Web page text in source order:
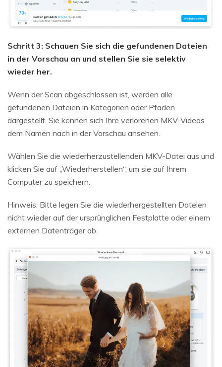
Schritt 3: Schauen Sie sich die gefundenen Dateien
in der Vorschau an und stellen Sie sie selektiv
wieder her.
Wenn der Scan abgeschlossen ist, werden alle
gefundenen Dateien in Kategorien oder Pfaden
dargestellt. Sie können sich Ihre verlorenen MKV-Videos
dem Namen nach in der Vorschau ansehen.
Wählen Sie die wiederherzustellenden MKV-Datei aus und
klicken Sie auf „Wiederherstellen“, um sie auf Ihrem
Computer zu speichern.
Hinweis: Bitte legen Sie die wiederhergestellten Dateien
nicht wieder auf der ursprünglichen Festplatte oder einem
externen Datenträger ab.